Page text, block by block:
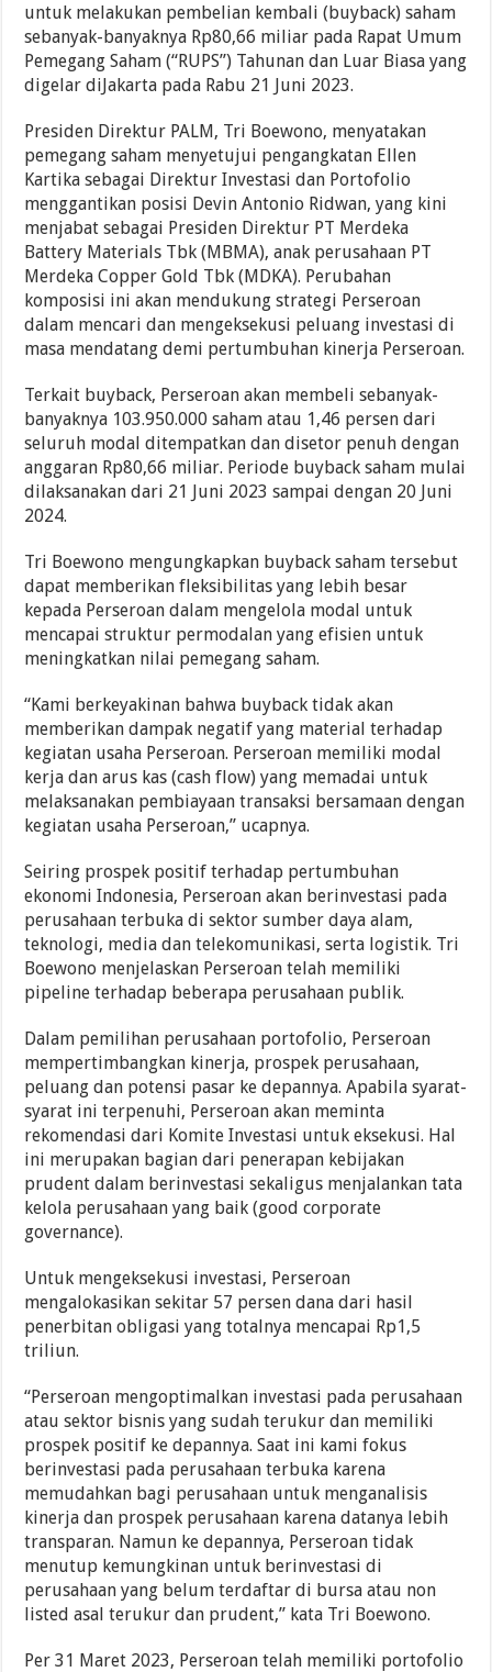
untuk melakukan pembelian kembali (buyback) saham
sebanyak-banyaknya Rp80,66 miliar pada Rapat Umum
Pemegang Saham (“RUPS”) Tahunan dan Luar Biasa yang
digelar diJakarta pada Rabu 21 Juni 2023.
Presiden Direktur PALM, Tri Boewono, menyatakan
pemegang saham menyetujui pengangkatan Ellen
Kartika sebagai Direktur Investasi dan Portofolio
menggantikan posisi Devin Antonio Ridwan, yang kini
menjabat sebagai Presiden Direktur PT Merdeka
Battery Materials Tbk (MBMA), anak perusahaan PT
Merdeka Copper Gold Tbk (MDKA). Perubahan
komposisi ini akan mendukung strategi Perseroan
dalam mencari dan mengeksekusi peluang investasi di
masa mendatang demi pertumbuhan kinerja Perseroan.
Terkait buyback, Perseroan akan membeli sebanyak-
banyaknya 103.950.000 saham atau 1,46 persen dari
seluruh modal ditempatkan dan disetor penuh dengan
anggaran Rp80,66 miliar. Periode buyback saham mulai
dilaksanakan dari 21 Juni 2023 sampai dengan 20 Juni
2024.
Tri Boewono mengungkapkan buyback saham tersebut
dapat memberikan fleksibilitas yang lebih besar
kepada Perseroan dalam mengelola modal untuk
mencapai struktur permodalan yang efisien untuk
meningkatkan nilai pemegang saham.
“Kami berkeyakinan bahwa buyback tidak akan
memberikan dampak negatif yang material terhadap
kegiatan usaha Perseroan. Perseroan memiliki modal
kerja dan arus kas (cash flow) yang memadai untuk
melaksanakan pembiayaan transaksi bersamaan dengan
kegiatan usaha Perseroan,” ucapnya.
Seiring prospek positif terhadap pertumbuhan
ekonomi Indonesia, Perseroan akan berinvestasi pada
perusahaan terbuka di sektor sumber daya alam,
teknologi, media dan telekomunikasi, serta logistik. Tri
Boewono menjelaskan Perseroan telah memiliki
pipeline terhadap beberapa perusahaan publik.
Dalam pemilihan perusahaan portofolio, Perseroan
mempertimbangkan kinerja, prospek perusahaan,
peluang dan potensi pasar ke depannya. Apabila syarat-
syarat ini terpenuhi, Perseroan akan meminta
rekomendasi dari Komite Investasi untuk eksekusi. Hal
ini merupakan bagian dari penerapan kebijakan
prudent dalam berinvestasi sekaligus menjalankan tata
kelola perusahaan yang baik (good corporate
governance).
Untuk mengeksekusi investasi, Perseroan
mengalokasikan sekitar 57 persen dana dari hasil
penerbitan obligasi yang totalnya mencapai Rp1,5
triliun.
“Perseroan mengoptimalkan investasi pada perusahaan
atau sektor bisnis yang sudah terukur dan memiliki
prospek positif ke depannya. Saat ini kami fokus
berinvestasi pada perusahaan terbuka karena
memudahkan bagi perusahaan untuk menganalisis
kinerja dan prospek perusahaan karena datanya lebih
transparan. Namun ke depannya, Perseroan tidak
menutup kemungkinan untuk berinvestasi di
perusahaan yang belum terdaftar di bursa atau non
listed asal terukur dan prudent,” kata Tri Boewono.
Per 31 Maret 2023, Perseroan telah memiliki portofolio